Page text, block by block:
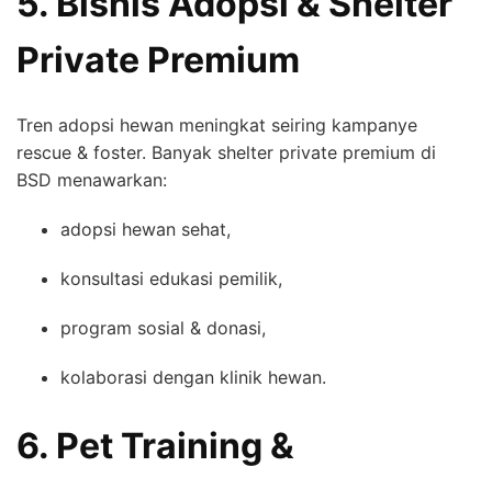
Private Premium
Tren adopsi hewan meningkat seiring kampanye
rescue & foster. Banyak shelter private premium di
BSD menawarkan:
adopsi hewan sehat,
konsultasi edukasi pemilik,
program sosial & donasi,
kolaborasi dengan klinik hewan.
6. Pet Training &